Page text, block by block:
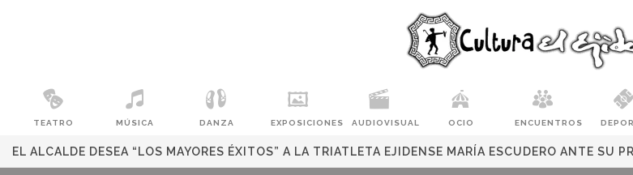
TEATRO MÚSICA DANZA EXPOSICIONES AUDIOVISUAL OCIO ENCUENTROS
EL ALCALDE DESEA “LOS MAYORES ÉXITOS” A LA TRIATLETA EJIDENSE MARÍA ESCUDERO ANTE SU